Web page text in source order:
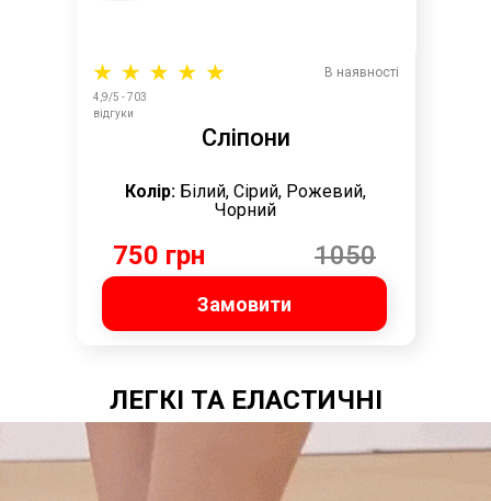
1050
750 грн
Сліпони
Колір: Білий, Сірий, Рожевий,
Чорний
Замовити
В наявності
4,9/5 - 703
відгуки
ЛЕГКІ ТА ЕЛАСТИЧНІ